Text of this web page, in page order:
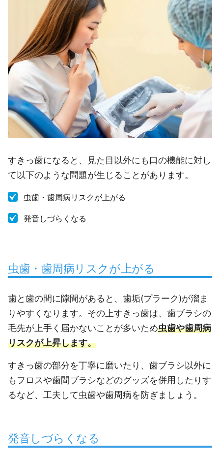
すきっ歯になると、見た目以外にも口の機能に対し
て以下のような問題が生じることがあります。
虫歯・歯周病リスクが上がる
発音しづらくなる
虫歯・歯周病リスクが上がる
歯と歯の間に隙間があると、歯垢(プラーク)が溜ま
りやすくなります。その上すきっ歯は、歯ブラシの
毛先が上手く届かないことが多いため虫歯や歯周病
リスクが上昇します。
すきっ歯の部分を丁寧に磨いたり、歯ブラシ以外に
もフロスや歯間ブラシなどのグッズを併用したりす
るなど、工夫して虫歯や歯周病を防ぎましょう。
発音しづらくなる